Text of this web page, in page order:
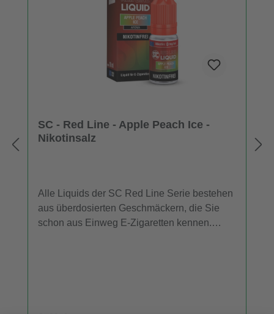
SC - Red Line - Apple Peach Ice -
Nikotinsalz
Alle Liquids der SC Red Line Serie bestehen
aus überdosierten Geschmäckern, die Sie
schon aus Einweg E-Zigaretten kennen.